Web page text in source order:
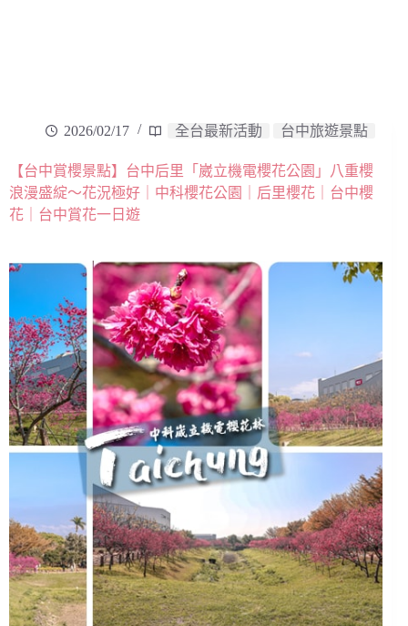
2026/02/17 全台最新活動 台中旅遊景點
【台中賞櫻景點】台中后里「崴立機電櫻花公園」八重櫻
浪漫盛綻～花況極好｜中科櫻花公園｜后里櫻花｜台中櫻
花｜台中賞花一日遊